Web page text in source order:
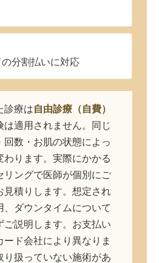
分割払いに対応
診療は自由診療（自費）
は適用されません。同じ
回数・お肌の状態によっ
わります。実際にかかる
リングで医師が個別にご
見積りします。想定され
、ダウンタイムについて
ご説明します。お支払い
ド会社により異なりま
り扱っていない施術があ